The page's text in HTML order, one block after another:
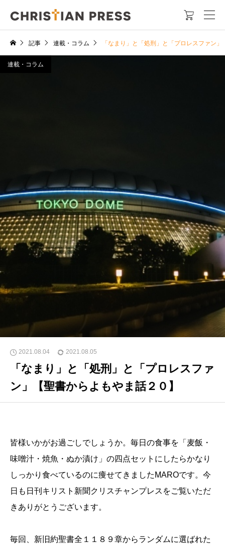

記事 連載・コラム 「なまり」と「処刑」と「プロレスファン
連載・コラム
2021.08.04 2021.08.05
「なまり」と「処刑」と「プロレスファ
ン」【聖書からよもやま話２０】
皆様いかがお過ごしでしょうか。毎日の食事を「麦飯・
味噌汁・焼魚・ぬか漬け」の四点セットにしたらかなり
しっかり食べているのに痩せてきましたMAROです。今
日も日刊キリスト新聞クリスチャンプレスをご覧いただ
きありがとうございます。
毎回、新旧約聖書全１１８９章からランダムに選ばれた